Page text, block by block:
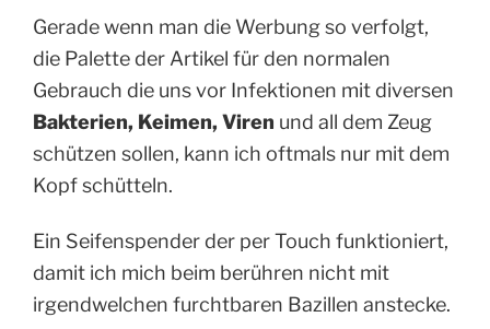
Gerade wenn man die Werbung so verfolgt,
die Palette der Artikel für den normalen
Gebrauch die uns vor Infektionen mit diversen
Bakterien, Keimen, Viren und all dem Zeug
schützen sollen, kann ich oftmals nur mit dem
Kopf schütteln.
Ein Seifenspender der per Touch funktioniert,
damit ich mich beim berühren nicht mit
irgendwelchen furchtbaren Bazillen anstecke.